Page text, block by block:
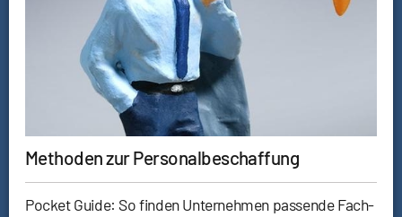
Methoden zur Personalbeschaffung
Pocket Guide: So finden Unternehmen passende Fach-